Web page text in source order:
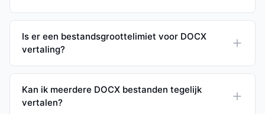
Is er een bestandsgroottelimiet voor DOCX
vertaling?
Kan ik meerdere DOCX bestanden tegelijk
vertalen?